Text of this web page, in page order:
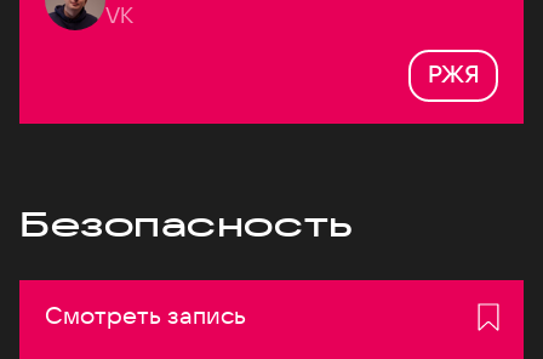
VK
РЖЯ
Безопасность
Смотреть запись